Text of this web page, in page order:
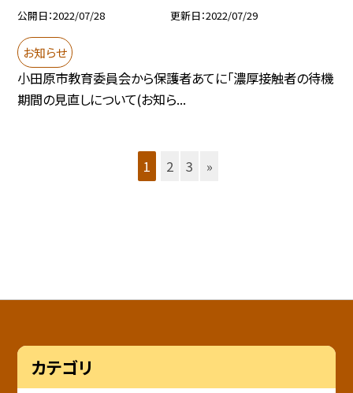
公開日 2022/07/28 更新日 2022/07/29
お知らせ
小田原市教育委員会から保護者あてに「濃厚接触者の待機
期間の見直しについて(お知ら...
1 2 3 »
カテゴリ